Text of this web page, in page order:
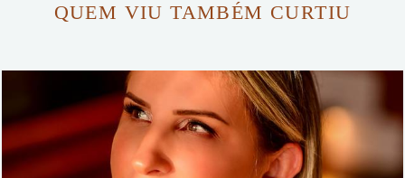
QUEM VIU TAMBÉM CURTIU